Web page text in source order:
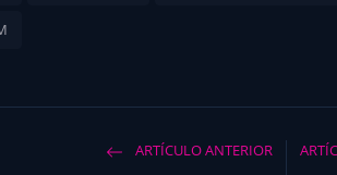
ARTÍCULO ANTERIOR